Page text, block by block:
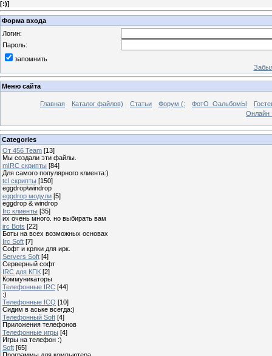
[:)]
Форма входа
Логин:
Пароль:
запомнить
Меню сайта
Главная Каталог файлов) Статьи Форум (: ФотО_ОальбомЫ
Онлайн
Categories
От 456 Team [13]
Мы создали эти файлы.
mIRC скрипты [84]
Для самого популярного клиента:)
tcl скрипты [150]
eggdrop\windrop
eggdrop модули [5]
eggdrop & windrop
Irc клиенты [35]
их очень много. но выбирать вам
irc Bots [22]
Боты на всех возможных основах
Irc Soft [7]
Софт и кряки для ирк.
Servers Soft [4]
Серверный софт
IRC для КПК [2]
Коммуникаторы
Телефонные IRC [44]
:)
Телефонные ICQ [10]
Сидим в аське всегда:)
Телефонный Soft [4]
Приложения телефонов
Телефонные игры [4]
Игры на телефон :)
Soft [65]